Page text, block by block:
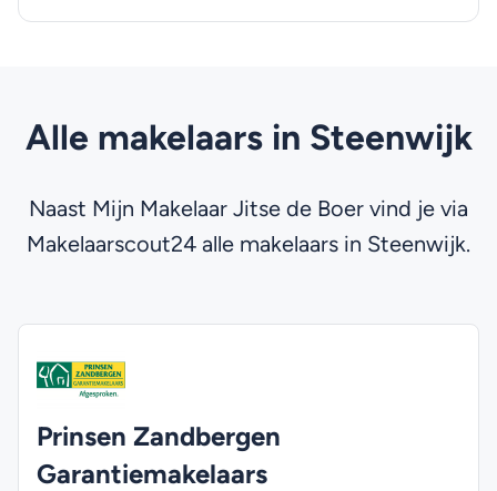
Alle makelaars in Steenwijk
Naast Mijn Makelaar Jitse de Boer vind je via
Makelaarscout24 alle makelaars in Steenwijk.
Prinsen Zandbergen
Garantiemakelaars